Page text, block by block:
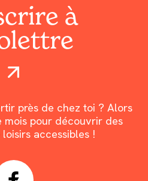
à
près de chez toi ? Alors
mois pour découvrir des
accessibles !